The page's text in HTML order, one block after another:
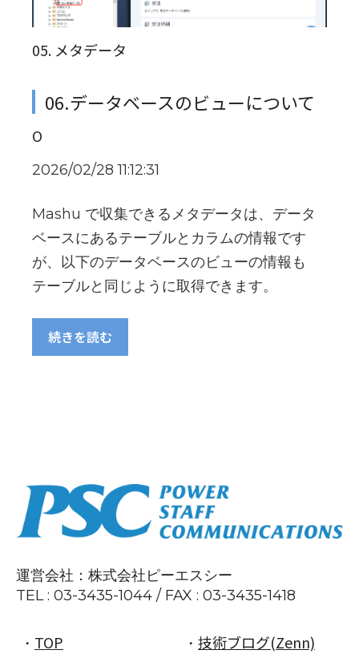
05. メタデータ
06.データベースのビューについて
O
2026/02/28 11:12:31
Mashu で収集できるメタデータは、データ
ベースにあるテーブルとカラムの情報です
が、以下のデータベースのビューの情報も
テーブルと同じように取得できます。
続きを読む
運営会社：株式会社ピーエスシー
TEL : 03-3435-1044 / FAX : 03-3435-1418
・ TOP ・ 技術ブログ(Zenn)